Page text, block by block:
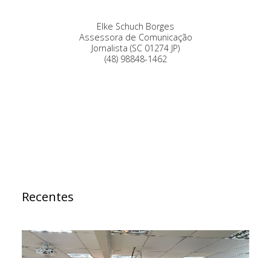
Elke Schuch Borges
Assessora de Comunicação
Jornalista (SC 01274 JP)
(48) 98848-1462
Recentes